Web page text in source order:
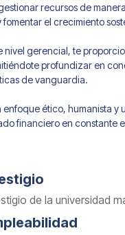
recursos de
el crecimiento
nivel gerencial, te
profundizar en
de vanguardia.
ético, humanista y
financiero en constante
de la universidad